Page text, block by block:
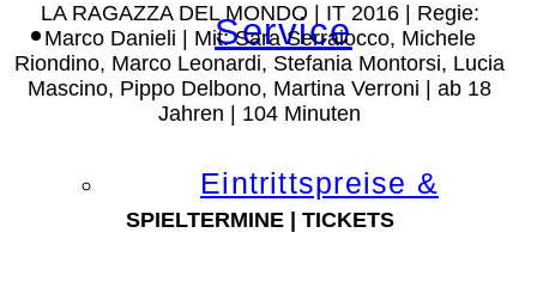
Service
Eintrittspreise &
LA RAGAZZA DEL MONDO | IT 2016 | Regie:
Marco Danieli | Mit: Sara Serraiocco, Michele
Riondino, Marco Leonardi, Stefania Montorsi, Lucia
Mascino, Pippo Delbono, Martina Verroni | ab 18
Jahren | 104 Minuten
SPIELTERMINE | TICKETS